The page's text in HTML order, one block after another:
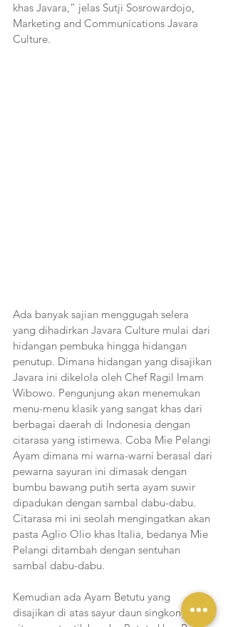
khas Javara,” jelas Sutji Sosrowardojo,
Marketing and Communications Javara
Culture.
Ada banyak sajian menggugah selera
yang dihadirkan Javara Culture mulai dari
hidangan pembuka hingga hidangan
penutup. Dimana hidangan yang disajikan
Javara ini dikelola oleh Chef Ragil Imam
Wibowo. Pengunjung akan menemukan
menu-menu klasik yang sangat khas dari
berbagai daerah di Indonesia dengan
citarasa yang istimewa. Coba Mie Pelangi
Ayam dimana mi warna-warni berasal dari
pewarna sayuran ini dimasak dengan
bumbu bawang putih serta ayam suwir
dipadukan dengan sambal dabu-dabu.
Citarasa mi ini seolah mengingatkan akan
pasta Aglio Olio khas Italia, bedanya Mie
Pelangi ditambah dengan sentuhan
sambal dabu-dabu.
Kemudian ada Ayam Betutu yang
disajikan di atas sayur daun singkong,